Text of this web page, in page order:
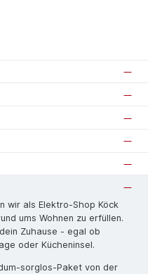
wir als Elektro-Shop Köck
ums Wohnen zu erfüllen.
Zuhause - egal ob
oder Kücheninsel.
sorg­los-Pa­ket von der